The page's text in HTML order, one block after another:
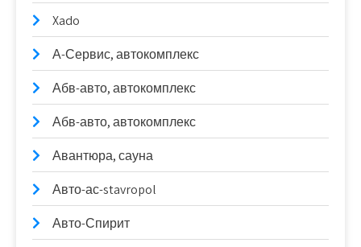
Xado
А-Сервис, автокомплекс
Абв-авто, автокомплекс
Абв-авто, автокомплекс
Авантюра, сауна
Авто-ас-stavropol
Авто-Спирит